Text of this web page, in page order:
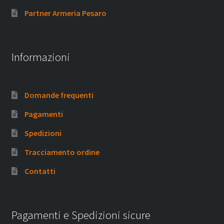
Partner Armeria Pesaro
Informazioni
Domande frequenti
Pagamenti
Spedizioni
Tracciamento ordine
Contatti
Pagamenti e Spedizioni sicure